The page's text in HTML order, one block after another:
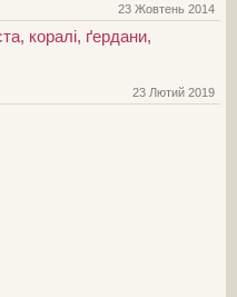
23 Жовтень 2014
коралі, ґердани,
23 Лютий 2019